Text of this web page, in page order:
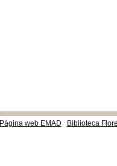
Página web EMAD Biblioteca